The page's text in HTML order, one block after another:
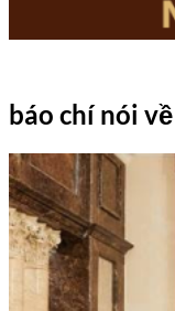
báo chí nói